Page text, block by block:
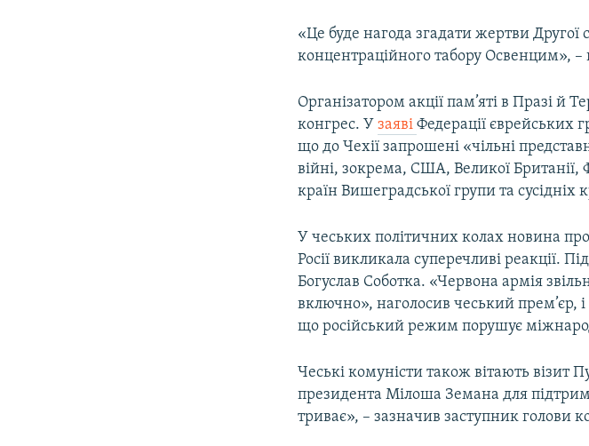
«Це буде нагода згадати жертви Другої
концентраційного табору Освенцим», –
Організатором акції пам’яті в Празі й
конгрес. УзаявіФедерації єврейських
що до Чехії запрошені «чільні
війні, зокрема, США, Великої Британії,
країн Вишеградської групи та сусідніх
У чеських політичних колах новина
Росії викликала суперечливі реакції.
Богуслав Соботка. «Червона армія
включно», наголосив чеський прем’єр,
що російський режим порушує
Чеські комуністи також вітають візит
президента Мілоша Земана для
триває», – зазначив заступник голови